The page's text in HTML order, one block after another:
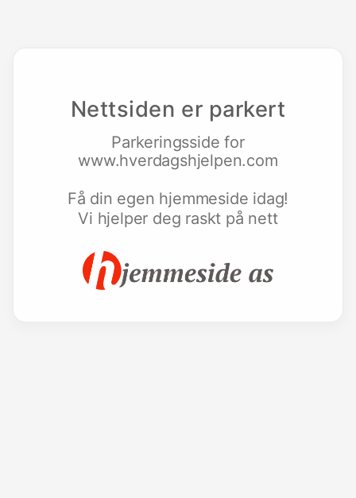
Nettsiden er parkert
Parkeringsside for
www.hverdagshjelpen.com
Få din egen hjemmeside idag!
Vi hjelper deg raskt på nett